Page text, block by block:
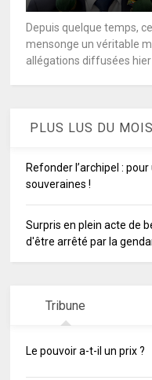
Depuis quelque temps,
mensonge un véritable
allégations diffusées hier
PLUS LUS DU MOIS
Refonder l’archipel :
souveraines !
Surpris en plein acte de
d'être arrêté par la
Tribune
Le pouvoir a-t-il un prix ?